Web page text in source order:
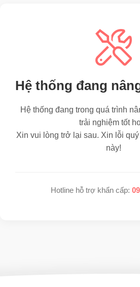
Hệ thống đang
Hệ thống đang trong quá trình
trải nghiệm tốt
Xin vui lòng trở lại sau. Xin lỗi
này!
Hotline hỗ trợ khẩn cấp: